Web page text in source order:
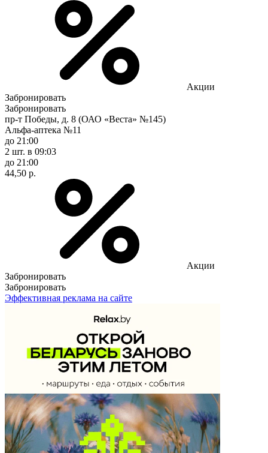
Акции
Забронировать
Забронировать
пр-т Победы, д. 8 (ОАО «Веста» №145)
Альфа-аптека №11
до 21:00
2 шт. в 09:03
до 21:00
44,50 р.
Акции
Забронировать
Забронировать
Эффективная реклама на сайте